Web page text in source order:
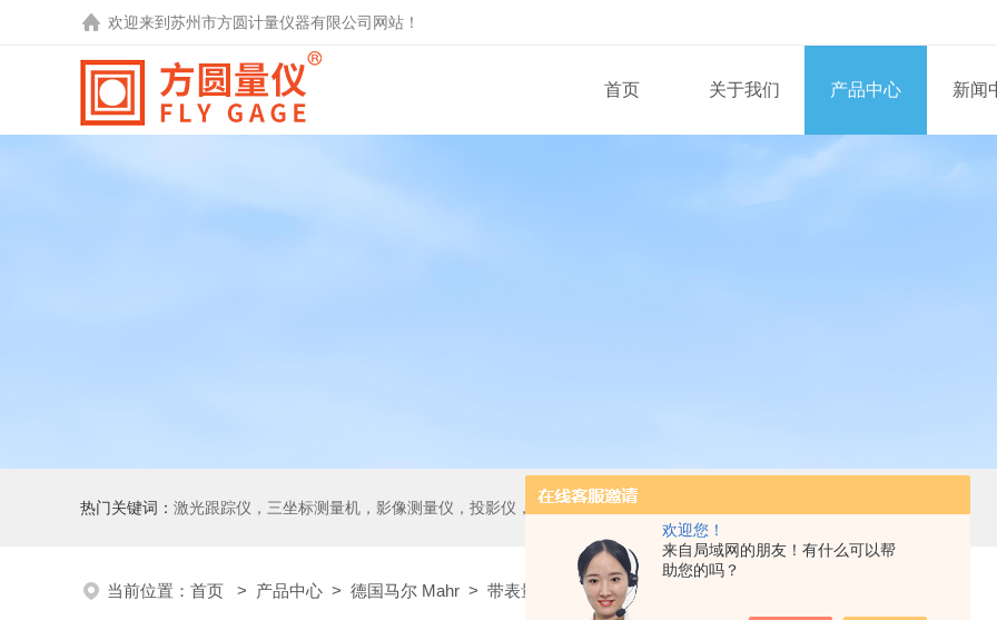
欢迎您！
来自局域网的朋友！有什么可以帮
助您的吗？
欢迎来到 苏州市方圆计量仪器有限公司 网站！
首页 关于我们 产品中心 新闻
热门关键词： 激光跟踪仪，三坐标测量机，影像测量仪，投影仪，工具显微镜，粗糙度仪、轮廓仪，圆度圆柱度仪，齿轮啮合仪，齿轮检测中心，测高仪，测长仪，激光测径仪，气动量仪，通用量具，硬度计，光谱分析仪，万能试验机，金相设备，内窥镜，无损检测，环境试验，表面涂装检测等精密仪器
当前位置： 首页 > 产品中心 > 德国马尔 Mahr > 带表量仪 > 德国马尔 带表量仪